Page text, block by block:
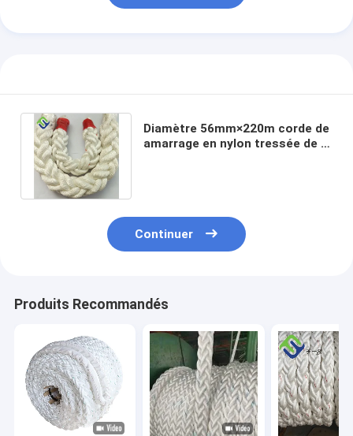
Diamètre 56mm×220m corde de
amarrage en nylon tressée de 8
Continuer
Produits Recommandés